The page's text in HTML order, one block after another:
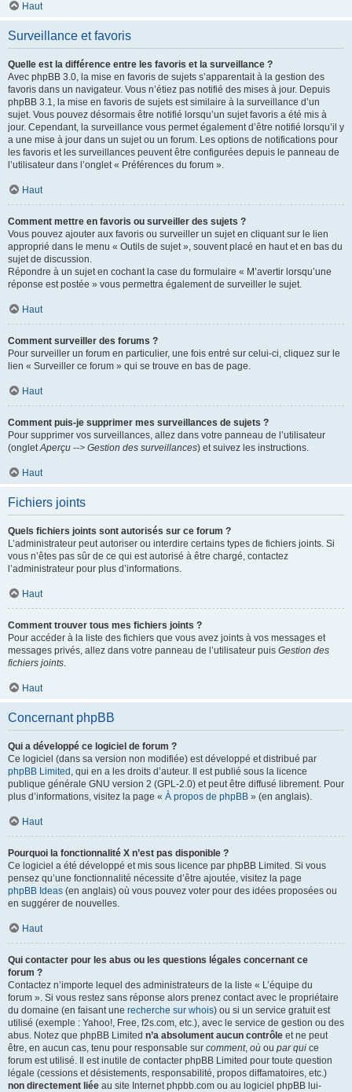
Haut
Surveillance et favoris
Quelle est la différence entre les favoris et la surveillance ?
Avec phpBB 3.0, la mise en favoris de sujets s’apparentait à la gestion des
favoris dans un navigateur. Vous n’étiez pas notifié des mises à jour. Depuis
phpBB 3.1, la mise en favoris de sujets est similaire à la surveillance d’un
sujet. Vous pouvez désormais être notifié lorsqu’un sujet favoris a été mis à
jour. Cependant, la surveillance vous permet également d’être notifié lorsqu’il y
a une mise à jour dans un sujet ou un forum. Les options de notifications pour
les favoris et les surveillances peuvent être configurées depuis le panneau de
l’utilisateur dans l’onglet « Préférences du forum ».
Haut
Comment mettre en favoris ou surveiller des sujets ?
Vous pouvez ajouter aux favoris ou surveiller un sujet en cliquant sur le lien
approprié dans le menu « Outils de sujet », souvent placé en haut et en bas du
sujet de discussion.
Répondre à un sujet en cochant la case du formulaire « M’avertir lorsqu’une
réponse est postée » vous permettra également de surveiller le sujet.
Haut
Comment surveiller des forums ?
Pour surveiller un forum en particulier, une fois entré sur celui-ci, cliquez sur le
lien « Surveiller ce forum » qui se trouve en bas de page.
Haut
Comment puis-je supprimer mes surveillances de sujets ?
Pour supprimer vos surveillances, allez dans votre panneau de l’utilisateur
(ongletAperçu --> Gestion des surveillances) et suivez les instructions.
Haut
Fichiers joints
Quels fichiers joints sont autorisés sur ce forum ?
L’administrateur peut autoriser ou interdire certains types de fichiers joints. Si
vous n’êtes pas sûr de ce qui est autorisé à être chargé, contactez
l’administrateur pour plus d’informations.
Haut
Comment trouver tous mes fichiers joints ?
Pour accéder à la liste des fichiers que vous avez joints à vos messages et
messages privés, allez dans votre panneau de l’utilisateur puis Gestion des
fichiers joints.
Haut
Concernant phpBB
Qui a développé ce logiciel de forum ?
Ce logiciel (dans sa version non modifiée) est développé et distribué par
phpBB Limited , qui en a les droits d’auteur. Il est publié sous la licence
publique générale GNU version 2 (GPL-2.0) et peut être diffusé librement. Pour
plus d’informations, visitez la page « À propos de phpBB » (en anglais).
Haut
Pourquoi la fonctionnalité X n’est pas disponible ?
Ce logiciel a été développé et mis sous licence par phpBB Limited. Si vous
pensez qu’une fonctionnalité nécessite d’être ajoutée, visitez la page
phpBB Ideas (en anglais) où vous pouvez voter pour des idées proposées ou
en suggérer de nouvelles.
Haut
Qui contacter pour les abus ou les questions légales concernant ce
forum ?
Contactez n’importe lequel des administrateurs de la liste « L’équipe du
forum ». Si vous restez sans réponse alors prenez contact avec le propriétaire
du domaine (en faisant une recherche sur whois) ou si un service gratuit est
utilisé (exemple : Yahoo!, Free, f2s.com, etc.), avec le service de gestion ou des
abus. Notez que phpBB Limited n’a absolument aucun contrôle et ne peut
être, en aucun cas, tenu pour responsable sur comment, où ou par qui ce
forum est utilisé. Il est inutile de contacter phpBB Limited pour toute question
légale (cessions et désistements, responsabilité, propos diffamatoires, etc.)
non directement liée au site Internet phpbb.com ou au logiciel phpBB lui-